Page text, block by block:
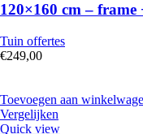
120×160 cm –
Tuin offertes
€249,00
Toevoegen aan
Vergelijken
Quick view